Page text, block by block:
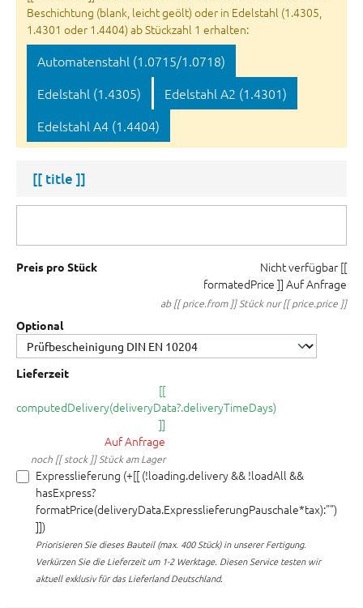
Beschichtung (blank, leicht geölt) oder in Edelstahl (1.4305,
1.4301 oder 1.4404) ab Stückzahl 1 erhalten:
Automatenstahl (1.0715/1.0718)
Edelstahl (1.4305)
Edelstahl A2 (1.4301)
Edelstahl A4 (1.4404)
[[ title ]]
Preis pro Stück Nicht verfügbar [[
formatedPrice ]] Auf Anfrage
ab [[ price.from ]] Stück nur [[ price.price ]]
Optional
Lieferzeit
[[
computedDelivery(deliveryData?.deliveryTimeDays)
]]
Auf Anfrage
noch [[ stock ]] Stück am Lager
Expresslieferung (+[[ (!loading.delivery && !loadAll &&
hasExpress?
formatPrice(deliveryData.ExpresslieferungPauschale*tax):"")
]])
Priorisieren Sie dieses Bauteil (max. 400 Stück) in unserer Fertigung.
Verkürzen Sie die Lieferzeit um 1-2 Werktage. Diesen Service testen wir
aktuell exklusiv für das Lieferland Deutschland.